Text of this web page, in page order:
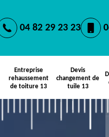
04 82 29 23 23
Entreprise
rehaussement
de toiture 13
Devis
changement de
tuile 13